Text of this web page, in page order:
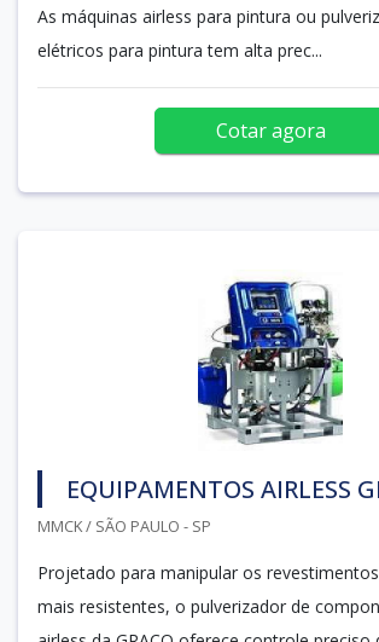
As máquinas airless para pintura ou
elétricos para pintura tem alta prec...
Cotar agora
EQUIPAMENTOS AIRLESS
MMCK / SÃO PAULO - SP
Projetado para manipular os
mais resistentes, o pulverizador de